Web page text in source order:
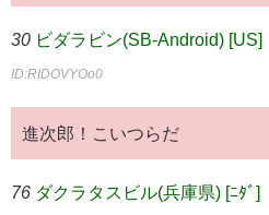
30 ビダラビン(SB-Android) [US]
ID:RIDOVYOo0
進次郎！こいつらだ
76 ダクラタスビル(兵庫県) [ﾆﾀﾞ]